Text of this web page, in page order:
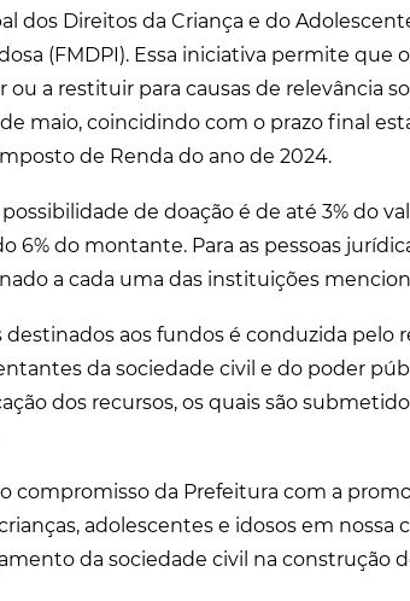
dos Direitos da Criança e do
(FMDPI). Essa iniciativa permite que
ou a restituir para causas de relevância
de maio, coincidindo com o prazo final
de Renda do ano de 2024.
possibilidade de doação é de até 3% do
6% do montante. Para as pessoas
a cada uma das instituições
destinados aos fundos é conduzida pelo
da sociedade civil e do poder
dos recursos, os quais são
o compromisso da Prefeitura com a
adolescentes e idosos em nossa
da sociedade civil na construção